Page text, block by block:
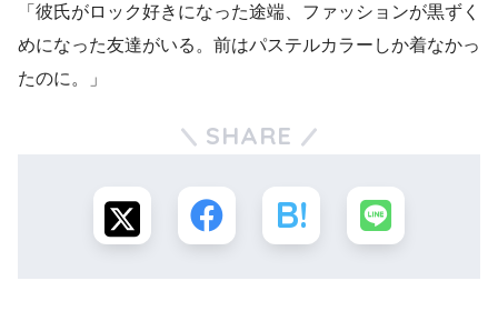
「彼氏がロック好きになった途端、ファッションが黒ずく
めになった友達がいる。前はパステルカラーしか着なかっ
たのに。」
SHARE